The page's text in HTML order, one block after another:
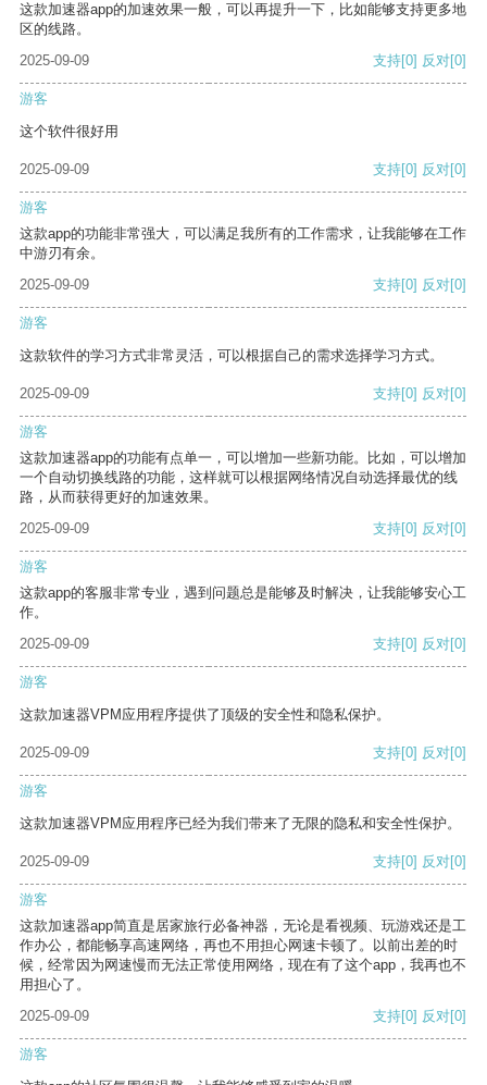
这款加速器app的加速效果一般，可以再提升一下，比如能够支持更多地
区的线路。
2025-09-09
支持[0] 反对[0]
游客
这个软件很好用
2025-09-09 支持[0] 反对[0]
游客
这款app的功能非常强大，可以满足我所有的工作需求，让我能够在工作
中游刃有余。
2025-09-09
支持[0] 反对[0]
游客
这款软件的学习方式非常灵活，可以根据自己的需求选择学习方式。
2025-09-09 支持[0] 反对[0]
游客
这款加速器app的功能有点单一，可以增加一些新功能。比如，可以增加
一个自动切换线路的功能，这样就可以根据网络情况自动选择最优的线
路，从而获得更好的加速效果。
2025-09-09
支持[0] 反对[0]
游客
这款app的客服非常专业，遇到问题总是能够及时解决，让我能够安心工
作。
2025-09-09
支持[0] 反对[0]
游客
这款加速器VPM应用程序提供了顶级的安全性和隐私保护。
2025-09-09 支持[0] 反对[0]
游客
这款加速器VPM应用程序已经为我们带来了无限的隐私和安全性保护。
2025-09-09 支持[0] 反对[0]
游客
这款加速器app简直是居家旅行必备神器，无论是看视频、玩游戏还是工
作办公，都能畅享高速网络，再也不用担心网速卡顿了。以前出差的时
候，经常因为网速慢而无法正常使用网络，现在有了这个app，我再也不
用担心了。
2025-09-09
支持[0] 反对[0]
游客